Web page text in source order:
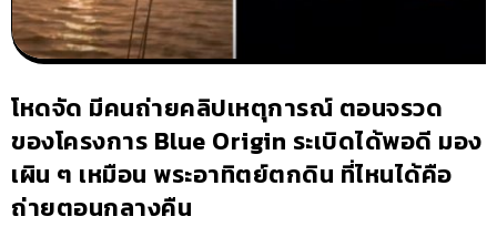
โหดจัด มีคนถ่ายคลิปเหตุการณ์ ตอนจรวด
ของโครงการ Blue Origin ระเบิดได้พอดี มอง
เผิน ๆ เหมือน พระอาทิตย์ตกดิน ที่ไหนได้คือ
ถ่ายตอนกลางคืน